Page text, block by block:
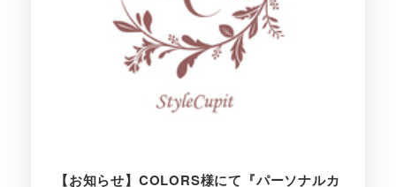
【お知らせ】COLORS様にて『パーソナルカ